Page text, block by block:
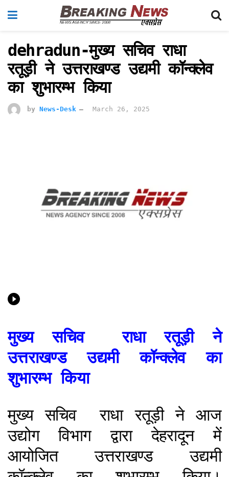
dehradun-मुख्य सचिव राधा
रतूड़ी ने उत्तराखण्ड उद्यमी कॉन्क्लेव
का शुभारम्भ किया
by News-Desk March 26, 2025
मुख्य सचिव राधा रतूड़ी ने
उत्तराखण्ड उद्यमी कॉन्क्लेव का
शुभारम्भ किया
मुख्य सचिव राधा रतूड़ी ने आज
उद्योग विभाग द्वारा देहरादून में
आयोजित उत्तराखण्ड उद्यमी